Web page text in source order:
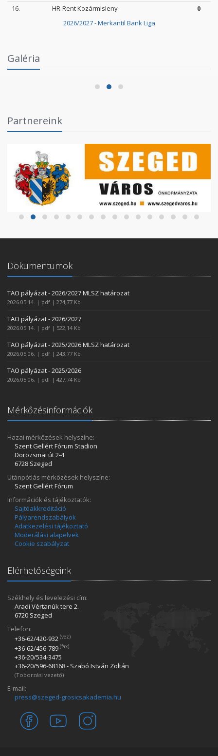
2026/2027 - Merkantil Bank Liga
16.
HR-Rent Kozármisleny 0
Galéria
Fórumban
2026.06.03.
Partnereink
Dokumentumok
TAO pályázat - 2026/2027 MLSZ határozat
2026.05.14. | pdf | 274,77 Kb
TAO pályázat - 2026/2027
2026.05.14. | pdf | 522,14 Kb
TAO pályázat - 2025/2026 MLSZ határozat
2026.05.06. | pdf | 243,77 Kb
TAO pályázat - 2025/2026
2026.05.06. | pdf | 427,74 Kb
Mérkőzésinformációk
Hazai mérkőzések helyszíne:
Szent Gellért Fórum Stadion
Dorozsmai út 2-4
6728 Szeged
Utánpótlás mérkőzések helyszíne:
Szent Gellért Fórum
Információk és tájékoztatók:
Sajtóakkreditáció
Pályarendszabályok
Adatkezelési tájékoztató
Moderálási alapelvek
Cookie szabályzat
Elérhetőségeink
Székhely és levelezési cím:
Aradi Vértanúk tere 2.
6720 Szeged
Telefon:
+36-62/420­-932 (vez)
+36-62/456­-789 (fax)
+36-20/534­-3475
+36-20/596­-68168 - Szabó István Zoltán
(Toborzási vezető)
E-mail:
press@szeged-grosicsakademia.hu